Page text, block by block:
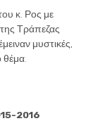
κ. Ρος με
Τράπεζας
μυστικές,
2016